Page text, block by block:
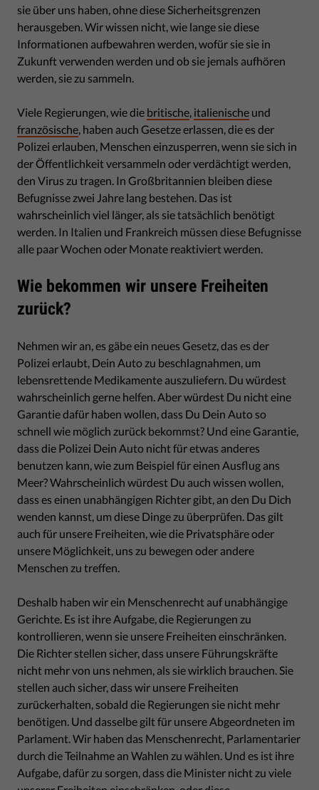
sie über uns haben, ohne diese Sicherheitsgrenzen
herausgeben. Wir wissen nicht, wie lange sie diese
Informationen aufbewahren werden, wofür sie sie in
Zukunft verwenden werden und ob sie jemals aufhören
werden, sie zu sammeln.
Viele Regierungen, wie die britische, italienische und
französische, haben auch Gesetze erlassen, die es der
Polizei erlauben, Menschen einzusperren, wenn sie sich in
der Öffentlichkeit versammeln oder verdächtigt werden,
den Virus zu tragen. In Großbritannien bleiben diese
Befugnisse zwei Jahre lang bestehen. Das ist
wahrscheinlich viel länger, als sie tatsächlich benötigt
werden. In Italien und Frankreich müssen diese Befugnisse
alle paar Wochen oder Monate reaktiviert werden.
Wie bekommen wir unsere Freiheiten
zurück?
Nehmen wir an, es gäbe ein neues Gesetz, das es der
Polizei erlaubt, Dein Auto zu beschlagnahmen, um
lebensrettende Medikamente auszuliefern. Du würdest
wahrscheinlich gerne helfen. Aber würdest Du nicht eine
Garantie dafür haben wollen, dass Du Dein Auto so
schnell wie möglich zurück bekommst? Und eine Garantie,
dass die Polizei Dein Auto nicht für etwas anderes
benutzen kann, wie zum Beispiel für einen Ausflug ans
Meer? Wahrscheinlich würdest Du auch wissen wollen,
dass es einen unabhängigen Richter gibt, an den Du Dich
wenden kannst, um diese Dinge zu überprüfen. Das gilt
auch für unsere Freiheiten, wie die Privatsphäre oder
unsere Möglichkeit, uns zu bewegen oder andere
Menschen zu treffen.
Deshalb haben wir ein Menschenrecht auf unabhängige
Gerichte. Es ist ihre Aufgabe, die Regierungen zu
kontrollieren, wenn sie unsere Freiheiten einschränken.
Die Richter stellen sicher, dass unsere Führungskräfte
nicht mehr von uns nehmen, als sie wirklich brauchen. Sie
stellen auch sicher, dass wir unsere Freiheiten
zurückerhalten, sobald die Regierungen sie nicht mehr
benötigen. Und dasselbe gilt für unsere Abgeordneten im
Parlament. Wir haben das Menschenrecht, Parlamentarier
durch die Teilnahme an Wahlen zu wählen. Und es ist ihre
Aufgabe, dafür zu sorgen, dass die Minister nicht zu viele